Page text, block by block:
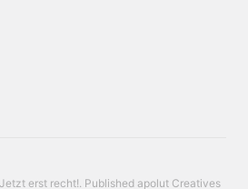
erst recht!. Published apolut Creatives